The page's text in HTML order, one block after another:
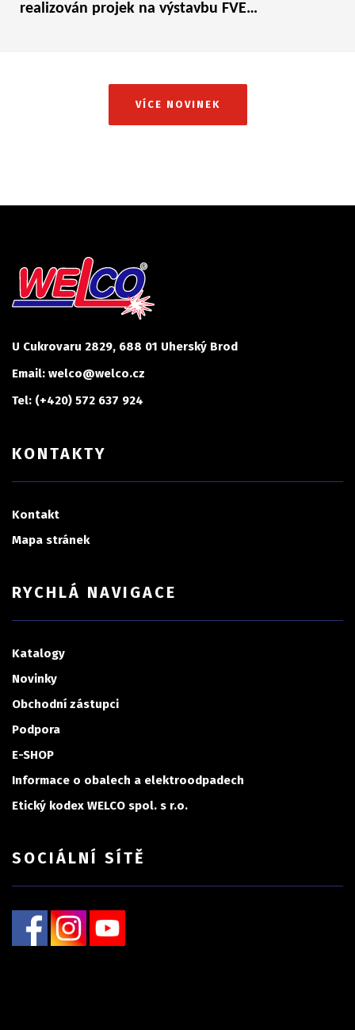
realizován projek na výstavbu FVE…
VÍCE NOVINEK
U Cukrovaru 2829, 688 01 Uherský Brod
Email: welco@welco.cz
Tel: (+420) 572 637 924
KONTAKTY
Kontakt
Mapa stránek
RYCHLÁ NAVIGACE
Katalogy
Novinky
Obchodní zástupci
Podpora
E-SHOP
Informace o obalech a elektroodpadech
Etický kodex WELCO spol. s r.o.
SOCIÁLNÍ SÍTĚ